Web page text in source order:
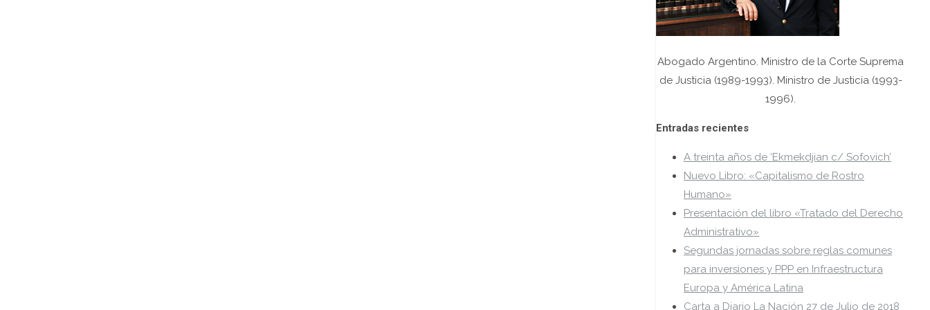
Abogado Argentino. Ministro de la Corte Suprema
de Justicia (1989-1993). Ministro de Justicia (1993-
1996).
Entradas recientes
A treinta años de ‘Ekmekdjian c/ Sofovich’
Nuevo Libro: «Capitalismo de Rostro
Humano»
Presentación del libro «Tratado del Derecho
Administrativo»
Segundas jornadas sobre reglas comunes
para inversiones y PPP en Infraestructura
Europa y América Latina
Carta a Diario La Nación 27 de Julio de 2018